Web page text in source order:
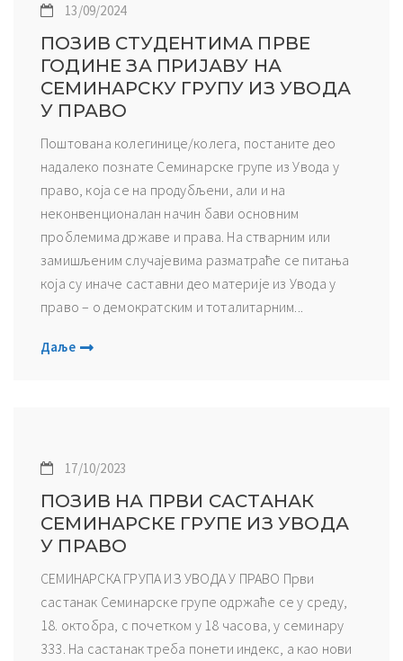
13/09/2024
ПОЗИВ СТУДЕНТИМА ПРВЕ
ГОДИНЕ ЗА ПРИЈАВУ НА
СЕМИНАРСКУ ГРУПУ ИЗ УВОДА
У ПРАВО
Поштована колегинице/колега, постаните део
надалеко познате Семинарске групе из Увода у
право, која се на продубљени, али и на
неконвенционалан начин бави основним
проблемима државе и права. На стварним или
замишљеним случајевима разматраће се питања
која су иначе саставни део материје из Увода у
право – о демократским и тоталитарним...
Даље
17/10/2023
ПОЗИВ НА ПРВИ САСТАНАК
СЕМИНАРСКЕ ГРУПЕ ИЗ УВОДА
У ПРАВО
СЕМИНАРСКА ГРУПА ИЗ УВОДА У ПРАВО Први
састанак Семинарске групе одржаће се у среду,
18. октобра, с почетком у 18 часова, у семинару
333. На састанак треба понети индекс, а као нови